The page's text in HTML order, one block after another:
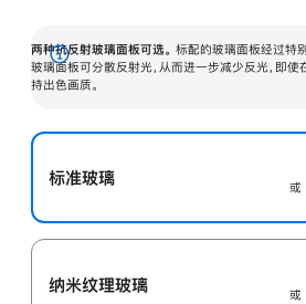
两种抗反射玻璃面板可选。 标配的玻璃面板经过特
玻璃面板可分散反射光，从而进一步减少反光，即
持出色画质。
展
开
标准玻璃
或
纳米纹理玻璃
或